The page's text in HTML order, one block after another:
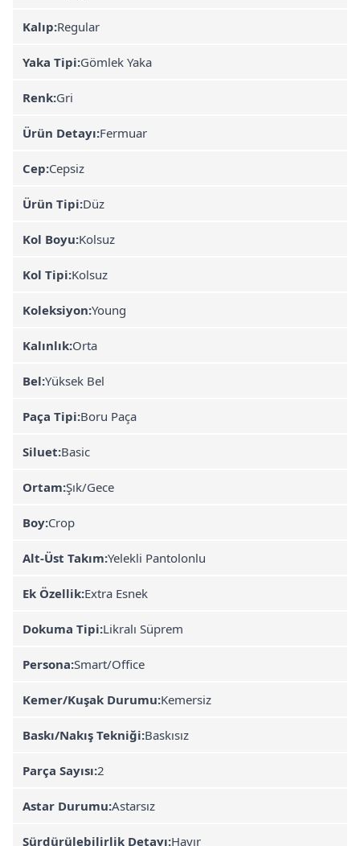
Kalıp:Regular
Yaka Tipi:Gömlek Yaka
Renk:Gri
Ürün Detayı:Fermuar
Cep:Cepsiz
Ürün Tipi:Düz
Kol Boyu:Kolsuz
Kol Tipi:Kolsuz
Koleksiyon:Young
Kalınlık:Orta
Bel:Yüksek Bel
Paça Tipi:Boru Paça
Siluet:Basic
Ortam:Şık/Gece
Boy:Crop
Alt-Üst Takım:Yelekli Pantolonlu
Ek Özellik:Extra Esnek
Dokuma Tipi:Likralı Süprem
Persona:Smart/Office
Kemer/Kuşak Durumu:Kemersiz
Baskı/Nakış Tekniği:Baskısız
Parça Sayısı:2
Astar Durumu:Astarsız
Sürdürülebilirlik Detayı:Hayır